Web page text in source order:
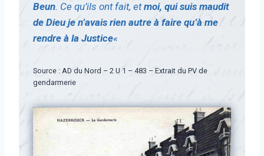
Beun. Ce qu’ils ont fait, etmoi, qui suis maudit
de Dieu je n’avais rien autre à faire qu’à me
rendre à la Justice«
Source : AD du Nord – 2 U 1 – 483 – Extrait du PV de
gendarmerie